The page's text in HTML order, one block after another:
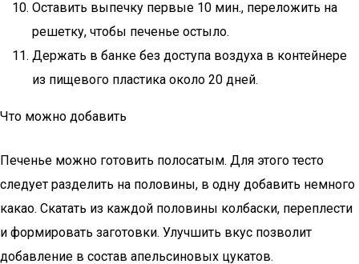
Оставить выпечку первые 10 мин., переложить на
решетку, чтобы печенье остыло.
Держать в банке без доступа воздуха в контейнере
из пищевого пластика около 20 дней.
Что можно добавить
Печенье можно готовить полосатым. Для этого тесто
следует разделить на половины, в одну добавить немного
какао. Скатать из каждой половины колбаски, переплести
и формировать заготовки. Улучшить вкус позволит
добавление в состав апельсиновых цукатов.